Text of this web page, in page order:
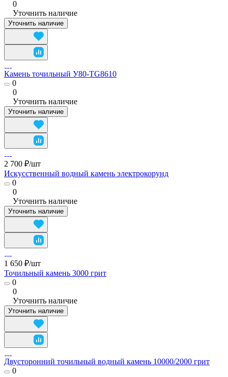
0
Уточнить наличие
Уточнить наличие
Камень точильный У80-TG8610
0
0
Уточнить наличие
Уточнить наличие
2 700 ₽/шт
Искусственный водный камень электрокорунд
0
0
Уточнить наличие
Уточнить наличие
1 650 ₽/шт
Точильный камень 3000 грит
0
0
Уточнить наличие
Уточнить наличие
Двусторонний точильный водный камень 10000/2000 грит
0